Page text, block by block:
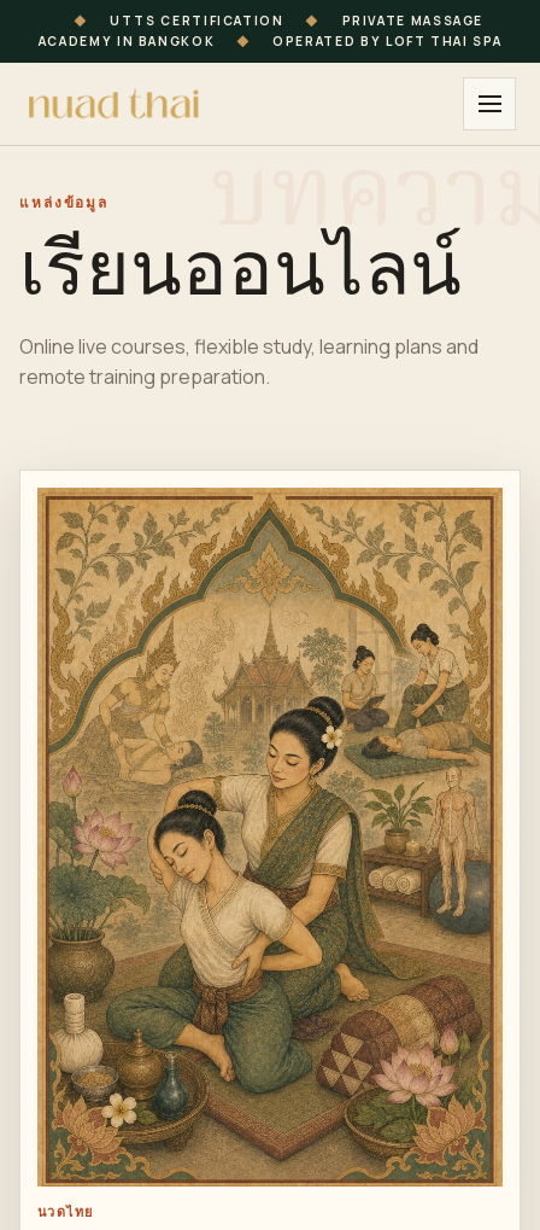
◆ UTTS CERTIFICATION ◆
PRIVATE MASSAGE
ACADEMY IN BANGKOK
◆ OPERATED BY LOFT THAI SPA
แหล่งข้อมูล
เรียนออนไลน์
Online live courses, flexible study, learning plans and
remote training preparation.
นวดไทย